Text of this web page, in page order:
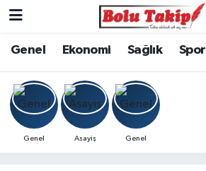
Genel Ekonomi Sağlık Spor
Genel Asayiş Genel